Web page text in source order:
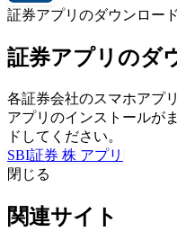
証券アプリのダウンロー
証券アプリのダ
各証券会社のスマホアプ
アプリのインストールが
ドしてください。
SBI証券 株 アプリ
閉じる
関連サイト